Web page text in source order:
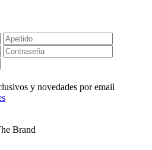
y novedades por email